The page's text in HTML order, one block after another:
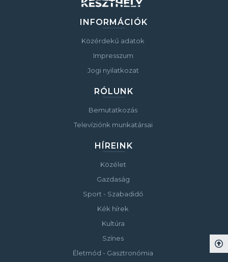
INFORMÁCIÓK
Közérdekű adatok
Impresszum
Jogi nyilatkozat
RÓLUNK
Bemutatkozás
Televíziónk munkatársai
HÍREINK
Közélet
Gazdaság
Sport - Szabadidő
Kék hírek
Kultúra
Színes
Életmód - Gasztronómia